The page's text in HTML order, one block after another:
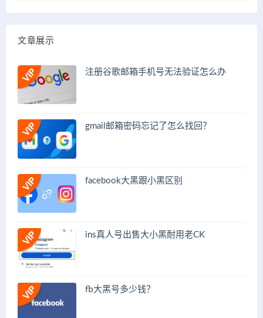
文章展示
注册谷歌邮箱手机号无法验证怎么办
gmail邮箱密码忘记了怎么找回？
facebook大黑跟小黑区别
ins真人号出售大小黑耐用老CK
fb大黑号多少钱？